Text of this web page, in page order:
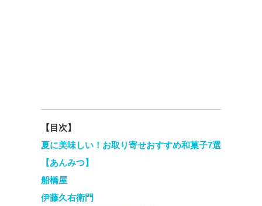
【目次】
夏に美味しい！お取り寄せおすすめ和菓子7選
【あんみつ】
船橋屋
伊藤久右衛門